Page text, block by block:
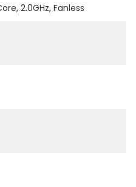
2.0GHz, Fanless